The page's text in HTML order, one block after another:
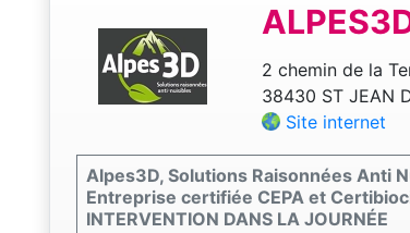
2 chemin de la
38430 ST JEAN
Site internet
Alpes3D, Solutions Raisonnées Anti
Entreprise certifiée CEPA et
INTERVENTION DANS LA JOURNÉE